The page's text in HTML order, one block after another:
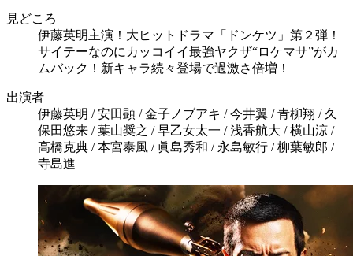
見どころ
伊藤英明主演！大ヒットドラマ「ドンケツ」第２弾！
サイテーなのにカッコイイ最強ヤクザ“ロケマサ”がカ
ムバック！新キャラ続々登場で過激さ倍増！
出演者
伊藤英明 / 安田顕 / 金子ノブアキ / 今井翼 / 青柳翔 / 久
保田悠来 / 葉山奨之 / 早乙女太一 / 浅香航大 / 横山涼 /
高橋克典 / 本宮泰風 / 眞島秀和 / 永島敏行 / 柳葉敏郎 /
寺島進